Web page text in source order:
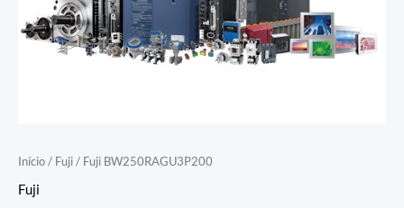
Início/ Fuji/ Fuji BW250RAGU3P200
Fuji